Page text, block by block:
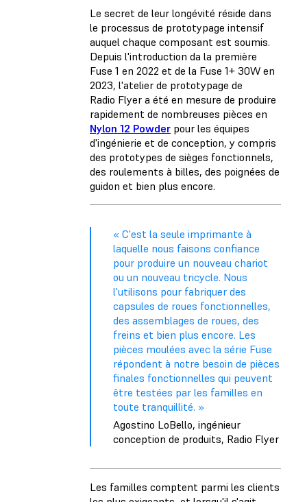
Le secret de leur longévité réside dans
le processus de prototypage intensif
auquel chaque composant est soumis.
Depuis l'introduction da la première
Fuse 1 en 2022 et de la Fuse 1+ 30W en
2023, l'atelier de prototypage de
Radio Flyer a été en mesure de produire
rapidement de nombreuses pièces en
Nylon 12 Powder pour les équipes
d'ingénierie et de conception, y compris
des prototypes de sièges fonctionnels,
des roulements à billes, des poignées de
guidon et bien plus encore.
« C'est la seule imprimante à
laquelle nous faisons confiance
pour produire un nouveau chariot
ou un nouveau tricycle. Nous
l'utilisons pour fabriquer des
capsules de roues fonctionnelles,
des assemblages de roues, des
freins et bien plus encore. Les
pièces moulées avec la série Fuse
répondent à notre besoin de pièces
finales fonctionnelles qui peuvent
être testées par les familles en
toute tranquillité. »
Agostino LoBello, ingénieur
conception de produits, Radio Flyer
Les familles comptent parmi les clients